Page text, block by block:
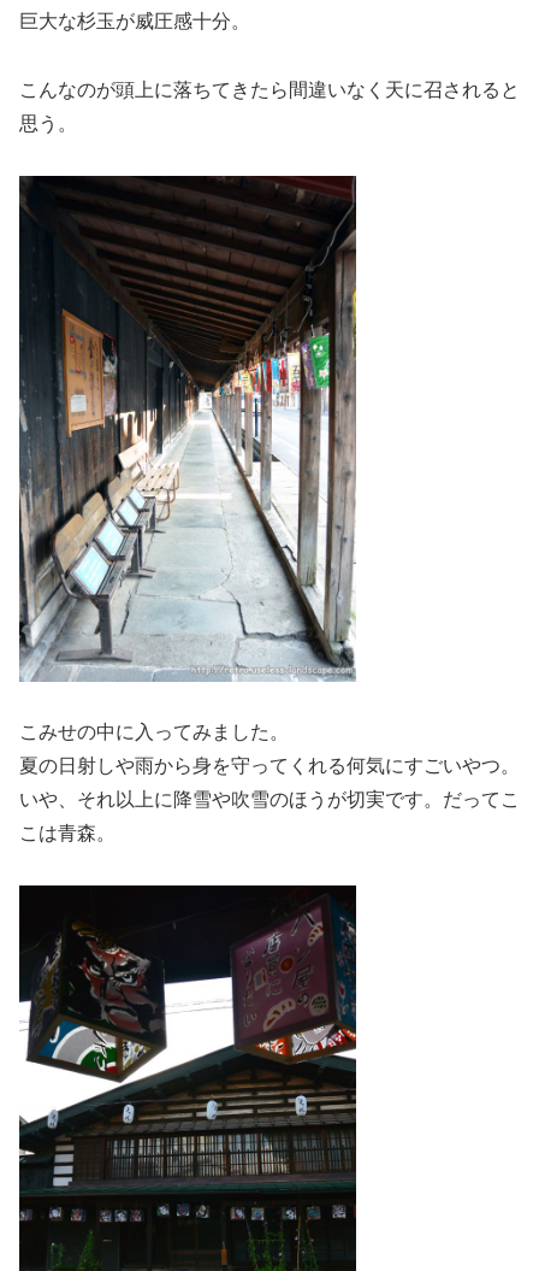
巨大な杉玉が威圧感十分。
こんなのが頭上に落ちてきたら間違いなく天に召されると
思う。
こみせの中に入ってみました。
夏の日射しや雨から身を守ってくれる何気にすごいやつ。
いや、それ以上に降雪や吹雪のほうが切実です。だってこ
こは青森。